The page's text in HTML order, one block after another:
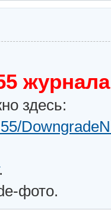
журнала
здесь:
фото.